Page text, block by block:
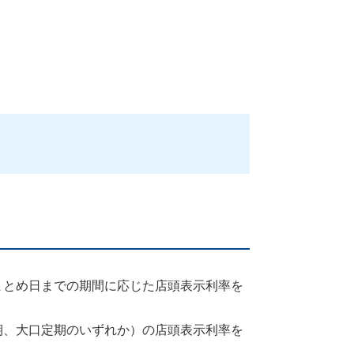
め日までの期間に応じた店頭表示利率を
大口定期のいずれか）の店頭表示利率を